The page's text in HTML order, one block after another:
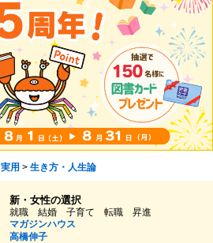
実用 > 生き方・人生論
新・女性の選択
就職 結婚 子育て 転職 昇進
マガジンハウス
高橋伸子